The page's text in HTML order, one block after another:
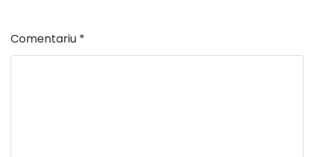
Comentariu *